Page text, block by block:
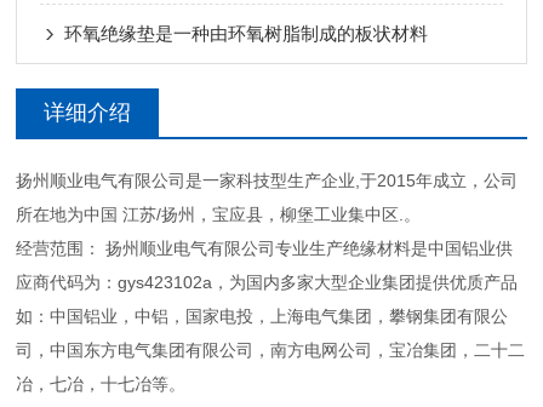
环氧绝缘垫是一种由环氧树脂制成的板状材料
详细介绍
扬州顺业电气有限公司是一家科技型生产企业,于2015年成立，公司
所在地为中国 江苏/扬州，宝应县，柳堡工业集中区.。
经营范围： 扬州顺业电气有限公司专业生产绝缘材料是中国铝业供
应商代码为：gys423102a，为国内多家大型企业集团提供优质产品
如：中国铝业，中铝，国家电投，上海电气集团，攀钢集团有限公
司，中国东方电气集团有限公司，南方电网公司，宝冶集团，二十二
冶，七冶，十七冶等。